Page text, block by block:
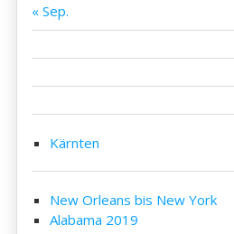
« Sep.
Kärnten
New Orleans bis New York
Alabama 2019